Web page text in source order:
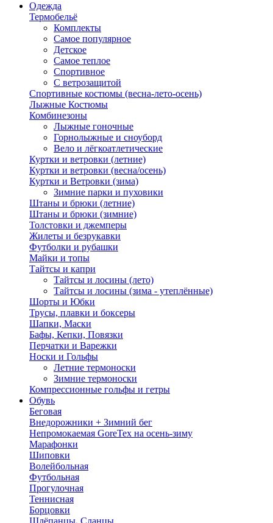
Одежда
Термобельё
Комплекты
Самое популярное
Детское
Самое теплое
Спортивное
С ветрозащитой
Спортивные костюмы (весна-лето-осень)
Лыжные Костюмы
Комбинезоны
Лыжные гоночные
Горнолыжные и сноуборд
Вело и лёгкоатлетические
Куртки и ветровки (летние)
Куртки и ветровки (весна/осень)
Куртки и Ветровки (зима)
Зимние парки и пуховики
Штаны и брюки (летние)
Штаны и брюки (зимние)
Толстовки и джемперы
Жилеты и безрукавки
Футболки и рубашки
Майки и топы
Тайтсы и капри
Тайтсы и лосины (лето)
Тайтсы и лосины (зима - утеплённые)
Шорты и Юбки
Трусы, плавки и боксеры
Шапки, Маски
Бафы, Кепки, Повязки
Перчатки и Варежки
Носки и Гольфы
Летние термоноски
Зимние термоноски
Компрессионные гольфы и гетры
Обувь
Беговая
Внедорожники + Зимний бег
Непромокаемая GoreTex на осень-зиму
Марафонки
Шиповки
Волейбольная
Футбольная
Прогулочная
Теннисная
Борцовки
Шлёпанцы, Сланцы